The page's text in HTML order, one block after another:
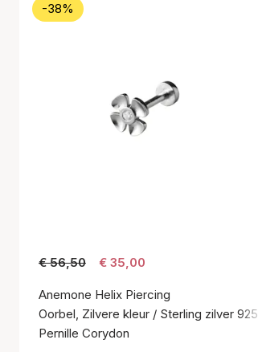
-38%
€ 56,50 € 35,00
Anemone Helix Piercing
Oorbel, Zilvere kleur / Sterling zilver 925
Pernille Corydon